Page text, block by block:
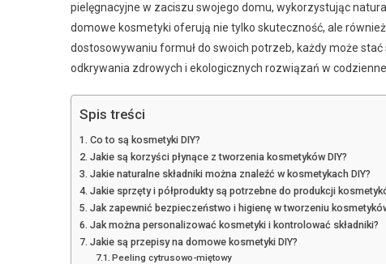
pielęgnacyjne w zaciszu swojego domu, wykorzystując
domowe kosmetyki oferują nie tylko skuteczność, ale
dostosowywaniu formuł do swoich potrzeb, każdy może
odkrywania zdrowych i ekologicznych rozwiązań w
Spis treści
Co to są kosmetyki DIY?
Jakie są korzyści płynące z tworzenia kosmetyków DIY?
Jakie naturalne składniki można znaleźć w kosmetykach DIY?
Jakie sprzęty i półprodukty są potrzebne do produkcji
Jak zapewnić bezpieczeństwo i higienę w tworzeniu
Jak można personalizować kosmetyki i kontrolować składniki?
Jakie są przepisy na domowe kosmetyki DIY?
Peeling cytrusowo-miętowy